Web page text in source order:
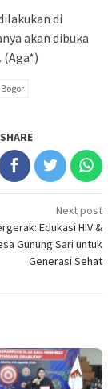
di
akan dibuka
(Aga*)
SHARE
Next post
Edukasi HIV &
Gunung Sari untuk
Generasi Sehat